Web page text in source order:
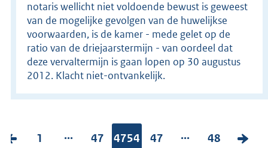
notaris wellicht niet voldoende bewust is geweest
van de mogelijke gevolgen van de huwelijkse
voorwaarden, is de kamer - mede gelet op de
ratio van de driejaarstermijn - van oordeel dat
deze vervaltermijn is gaan lopen op 30 augustus
2012. Klacht niet-ontvankelijk.
V
P
1 ...
P
47
Pagina:
4754
P
47
...
P
48
V